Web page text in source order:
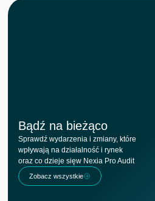
Bądź na bieżąco
Sprawdź wydarzenia i zmiany, które
wpływają na działalność i rynek
oraz co dzieje sięw Nexia Pro Audit
Zobacz wszystkie